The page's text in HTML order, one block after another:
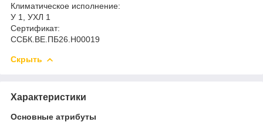
Климатическое исполнение:
У 1, УХЛ 1
Сертификат:
ССБК.ВЕ.ПБ26.Н00019
Скрыть
Характеристики
Основные атрибуты